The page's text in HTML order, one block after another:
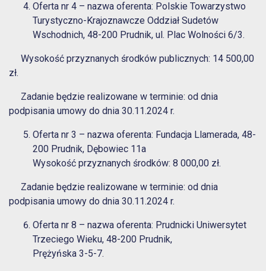
Oferta nr 4 – nazwa oferenta: Polskie Towarzystwo
Turystyczno-Krajoznawcze Oddział Sudetów
Wschodnich, 48-200 Prudnik, ul. Plac Wolności 6/3.
Wysokość przyznanych środków publicznych: 14 500,00
zł.
Zadanie będzie realizowane w terminie: od dnia
podpisania umowy do dnia 30.11.2024 r.
Oferta nr 3 – nazwa oferenta: Fundacja Llamerada, 48-
200 Prudnik, Dębowiec 11a
Wysokość przyznanych środków: 8 000,00 zł.
Zadanie będzie realizowane w terminie: od dnia
podpisania umowy do dnia 30.11.2024 r.
Oferta nr 8 – nazwa oferenta: Prudnicki Uniwersytet
Trzeciego Wieku, 48-200 Prudnik,
Prężyńska 3-5-7.